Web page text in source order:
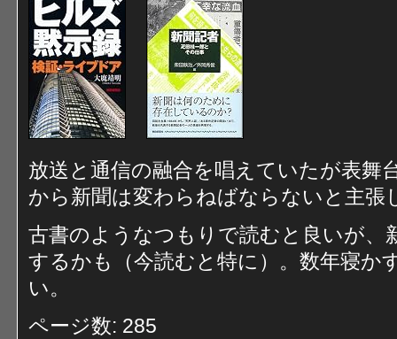
放送と通信の融合を唱えていたが表舞
から新聞は変わらねばならないと主張
古書のようなつもりで読むと良いが
するかも（今読むと特に）。数年寝か
い。
ページ数: 285